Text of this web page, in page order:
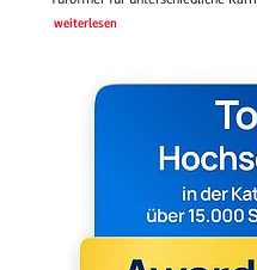
weiterlesen